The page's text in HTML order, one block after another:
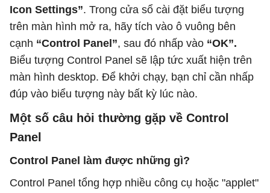
Icon Settings”. Trong cửa sổ cài đặt biểu tượng
trên màn hình mở ra, hãy tích vào ô vuông bên
cạnh “Control Panel”, sau đó nhấp vào “OK”.
Biểu tượng Control Panel sẽ lập tức xuất hiện trên
màn hình desktop. Để khởi chạy, bạn chỉ cần nhấp
đúp vào biểu tượng này bất kỳ lúc nào.
Một số câu hỏi thường gặp về Control
Panel
Control Panel làm được những gì?
Control Panel tổng hợp nhiều công cụ hoặc "applet"